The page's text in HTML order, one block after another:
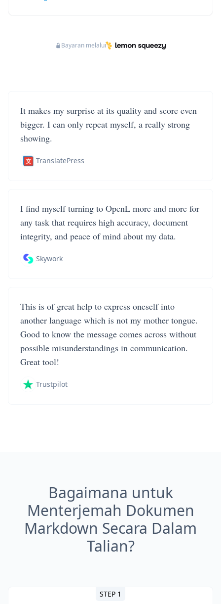
Bayaran melalui
It makes my surprise at its quality and score even
bigger. I can only repeat myself, a really strong
showing.
TranslatePress
I find myself turning to OpenL more and more for
any task that requires high accuracy, document
integrity, and peace of mind about my data.
Skywork
This is of great help to express oneself into
another language which is not my mother tongue.
Good to know the message comes across without
possible misunderstandings in communication.
Great tool!
Trustpilot
Bagaimana untuk
Menterjemah Dokumen
Markdown Secara Dalam
Talian?
STEP 1